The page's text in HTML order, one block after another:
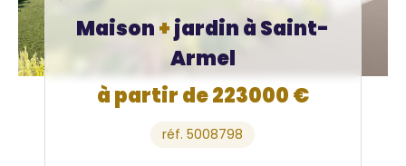
Maison+jardin à Saint-
Armel
à partir de 223000 €
réf. 5008798